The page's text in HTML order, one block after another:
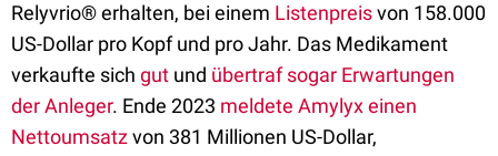
Relyvrio® erhalten, bei einem Listenpreisvon 158.000
US-Dollar pro Kopf und pro Jahr. Das Medikament
verkaufte sich gut und übertraf sogar Erwartungen
der Anleger. Ende 2023 meldete Amylyx einen
Nettoumsatzvon 381 Millionen US-Dollar,